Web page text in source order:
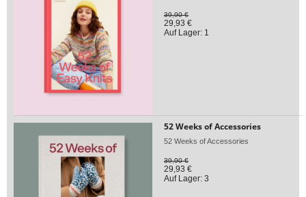
39,90 €
29,93 €
Auf Lager: 1
52 Weeks of Accessories
52 Weeks of Accessories
39,90 €
29,93 €
Auf Lager: 3